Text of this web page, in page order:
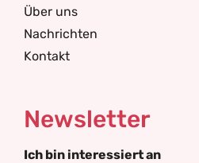
Über uns
Nachrichten
Kontakt
Newsletter
Ich bin interessiert an